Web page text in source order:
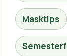
Masktips